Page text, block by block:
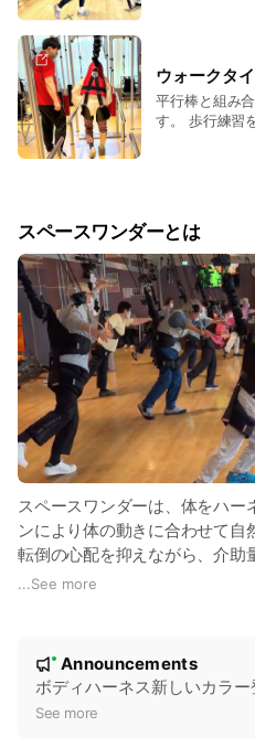
イプがありま
ウォークタ
平行棒と組み
す。 歩行練習
スペースワンダーとは
スペースワンダーは、体をハー
ンにより体の動きに合わせて自
転倒の心配を抑えながら、介助
状態に合わせた運動が行えます。
...See more
New
Announcements
ボディハーネス新しいカラー
See more